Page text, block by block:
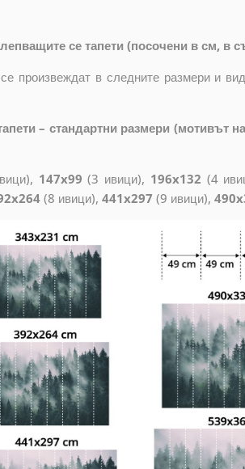
се тапети (посочени в см, в
произвеждат в следните размери и
– стандартни размери (мотивът
147x99 (3 ивици), 196x132 (4
(8 ивици), 441x297 (9 ивици),